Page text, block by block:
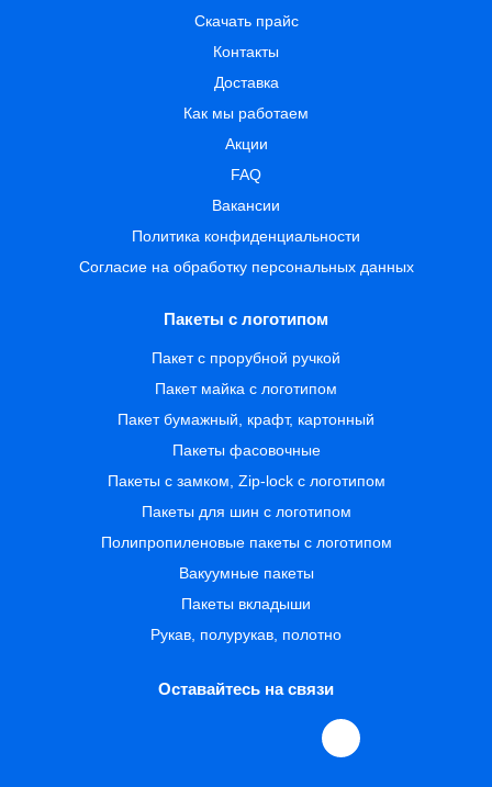
Скачать прайс
Контакты
Доставка
Как мы работаем
Акции
FAQ
Вакансии
Политика конфиденциальности
Согласие на обработку персональных данных
Пакеты с логотипом
Пакет с прорубной ручкой
Пакет майка с логотипом
Пакет бумажный, крафт, картонный
Пакеты фасовочные
Пакеты с замком, Zip-lock с логотипом
Пакеты для шин с логотипом
Полипропиленовые пакеты с логотипом
Вакуумные пакеты
Пакеты вкладыши
Рукав, полурукав, полотно
Оставайтесь на связи